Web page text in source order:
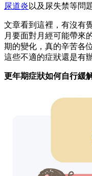
尿道炎 以及尿失禁等問題
文章看到這裡，有沒有
月要面對月經可能帶來
期的變化，真的辛苦各
這些不適的症狀還是有
更年期症狀如何自行緩